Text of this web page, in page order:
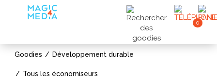
0
Goodies Développement durable
Tous les économiseurs